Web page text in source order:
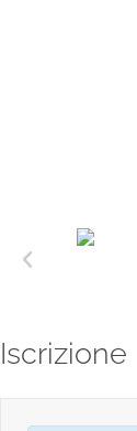
Iscrizione